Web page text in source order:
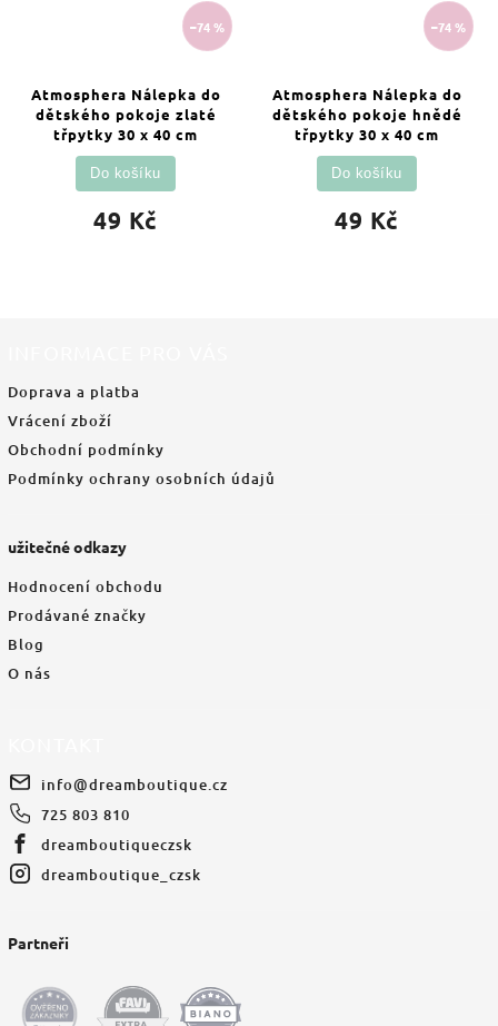
–74 %
Atmosphera Nálepka do
dětského pokoje zlaté
třpytky 30 x 40 cm
49 Kč
Do košíku
–74 %
Atmosphera Nálepka do
dětského pokoje hnědé
třpytky 30 x 40 cm
49 Kč
Do košíku
Doprava a platba
Vrácení zboží
Obchodní podmínky
Podmínky ochrany osobních údajů
užitečné odkazy
Hodnocení obchodu
Prodávané značky
Blog
O nás
info@dreamboutique.cz
725 803 810
dreamboutiqueczsk
dreamboutique_czsk
Partneři